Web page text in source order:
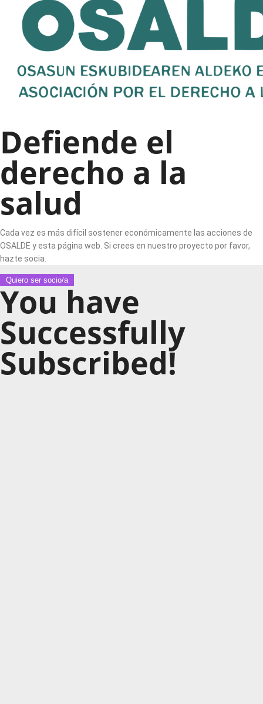
Defiende el
derecho a la
salud
Cada vez es más difícil sostener económicamente las acciones de
OSALDE y esta página web. Si crees en nuestro proyecto por favor,
hazte socia.
Quiero ser socio/a
You have
Successfully
Subscribed!